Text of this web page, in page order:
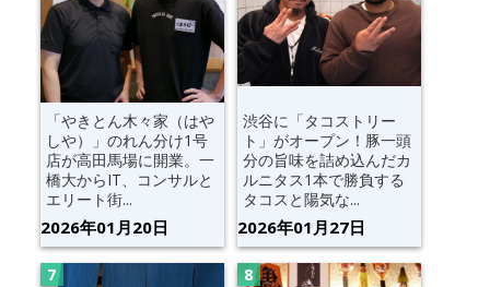
「やきとん木々家（はや
しや）」のれん分け1号
店が高田馬場に開業。一
橋大からIT、コンサルと
エリート街...
2026年01月20日
渋谷に「タコストリー
ト」がオープン！豚一頭
分の旨味を詰め込んだカ
ルニタス1本で勝負する
タコスと陽気な...
2026年01月27日